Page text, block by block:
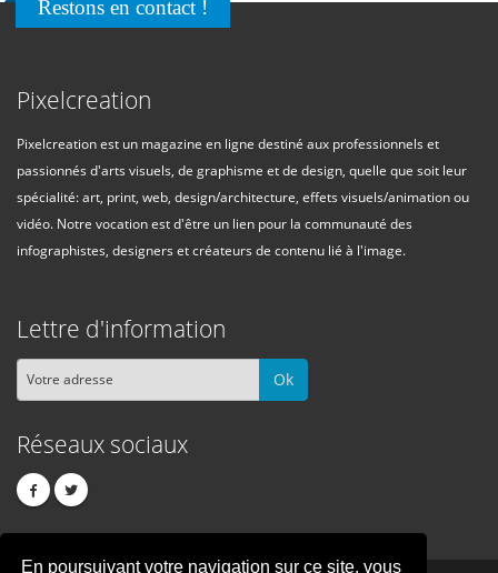
En poursuivant votre navigation sur ce site, vous
Restons en contact !
Pixelcreation
Pixelcreation est un magazine en ligne destiné aux professionnels et
passionnés d'arts visuels, de graphisme et de design, quelle que soit leur
spécialité: art, print, web, design/architecture, effets visuels/animation ou
vidéo. Notre vocation est d'être un lien pour la communauté des
infographistes, designers et créateurs de contenu lié à l'image.
Lettre d'information
Ok
Réseaux sociaux